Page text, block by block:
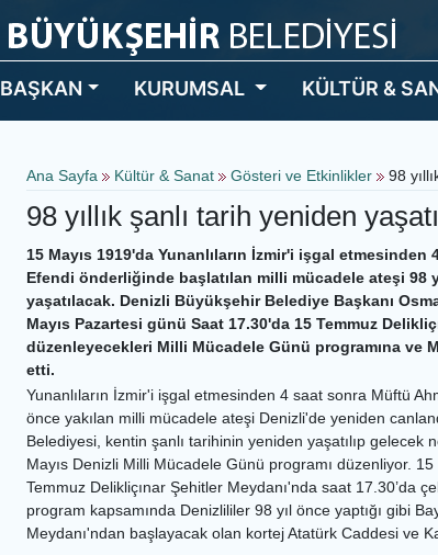
BAŞKAN KURUMSAL KÜLTÜR &
Ana Sayfa Kültür & Sanat Gösteri ve Etkinlikler 98
98 yıllık şanlı tarih yeniden
15 Mayıs 1919'da Yunanlıların İzmir'i işgal
Efendi önderliğinde başlatılan milli mücadele ateşi 98
yaşatılacak. Denizli Büyükşehir Belediye Başkanı
Mayıs Pazartesi günü Saat 17.30'da 15 Temmuz
düzenleyecekleri Milli Mücadele Günü programına ve
etti.
Yunanlıların İzmir'i işgal etmesinden 4 saat sonra Müftü
önce yakılan milli mücadele ateşi Denizli'de yeniden
Belediyesi, kentin şanlı tarihinin yeniden yaşatılıp gelecek
Mayıs Denizli Milli Mücadele Günü programı düzenliyor.
Temmuz Delikliçınar Şehitler Meydanı'nda saat 17.30’da
program kapsamında Denizlililer 98 yıl önce yaptığı gibi
Meydanı'ndan başlayacak olan kortej Atatürk Caddesi ve